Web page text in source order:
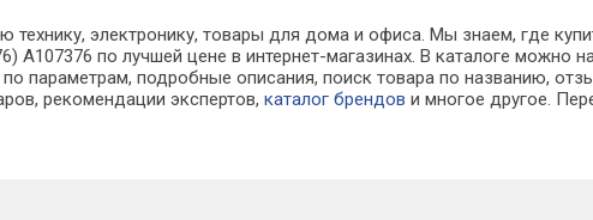
электронику, товары для дома и офиса. Мы знаем, где
A107376 по лучшей цене в интернет-магазинах. В каталоге
параметрам, подробные описания, поиск товара по названию,
рекомендации экспертов,каталог брендов и многое другое.